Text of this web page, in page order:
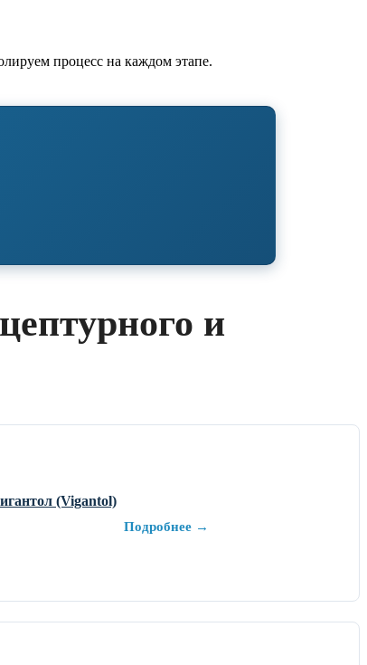
процесс на каждом этапе.
и
(Vigantol)
Подробнее →